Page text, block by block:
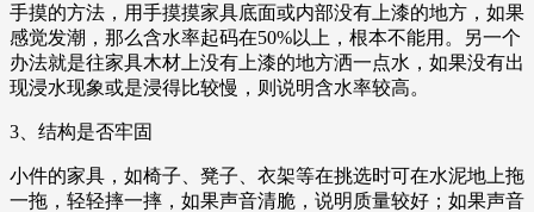
手摸的方法，用手摸摸家具底面或内部没有上漆的地方，如果
感觉发潮，那么含水率起码在50%以上，根本不能用。另一个
办法就是往家具木材上没有上漆的地方洒一点水，如果没有出
现浸水现象或是浸得比较慢，则说明含水率较高。
3、结构是否牢固
小件的家具，如椅子、凳子、衣架等在挑选时可在水泥地上拖
一拖，轻轻摔一摔，如果声音清脆，说明质量较好；如果声音